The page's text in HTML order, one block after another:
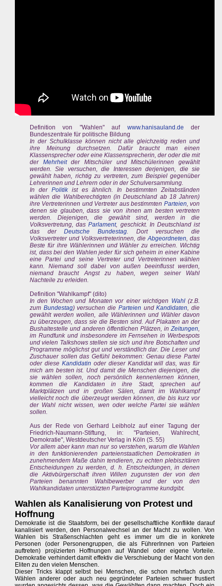
Definition von "Wahlen" auf www.hanisauland.de der
Bundeszentrale für politische Bildung
In der Schulklasse können nicht alle gleichzeitig reden und
ihre Meinung durchsetzen. Dafür braucht man einen
Klassensprecher oder eine Klassensprecherin, der oder die mit
der Mehrheitder Mitschüler und Mitschülerinnen gewählt
werden. Sie versuchen, die Interessen derjenigen, die sie
gewählt haben, richtig zu vertreten, zum Beispiel gegenüber
Lehrerinnen und Lehrern oder in der Schulversammlung.
In der Politikist es ähnlich. In bestimmten Zeitabständen
wählen die Wahlberechtigten (in Deutschland ab 18 Jahren)
ihre Vertreterinnen und Vertreter aus bestimmten Parteien , von
denen sie glauben, dass sie von ihnen am besten vertreten
werden. Diejenigen, die gewählt sind, werden in die
Volksvertretung, dasParlament, geschickt. In Deutschland ist
das derDeutsche Bundestag . Dort versuchen die
Volksvertreter und Volksvertreterinnen, dieAbgeordneten , das
Beste für ihre Wählerinnen und Wähler zu erreichen. Wichtig
ist, dass bei den Wahlen jeder für sich geheim in einer Kabine
eine Partei und seine Vertreter und Vertreterinnen wählen
kann. Niemand soll dabei von außen beeinflusst werden,
niemand braucht Angst zu haben, wegen seiner Wahl
Nachteile zu erleiden.
Definition "Wahlkampf" (dito)
In den Wochen und Monaten vor einer wichtigen Wahl(z.B.
zum Bundestag) versuchen die Parteien undKandidaten
, die
gewählt werden wollen, alle Wählerinnen und Wähler davon
zu überzeugen, dass sie die Besten sind. Auf Plakaten an der
Bushaltestelle und anderen öffentlichen Plätzen, inZeitungen
im Rundfunk und insbesondere im Fernsehen in Werbespots
und vielen Talkshows stellen sie sich und ihre Botschaften und
Programme möglichst gut und verständlich dar. Die Leser und
Zuschauer sollen das Gefühl bekommen: Genau diese Partei
oder diese Kandidatin oder dieser Kandidat will das, was für
mich am besten ist. Und damit die Menschen diejenigen, die
sie wählen sollen, noch persönlich kennenlernen können,
kommen die Kandidaten in ihre Stadt, sprechen auf
Marktplätzen und in großen Sälen, damit im Wahlkampf
vielleicht noch die überzeugt werden können, die bis kurz vor
der Wahl nicht wissen, wen oder welche Partei sie wählen
sollen.
Aus der Rede von Gerhard Leibholz auf einer Tagung der
Friedrich-Naumann-Stiftung, in: "Parteien, Wahlrecht,
Demokratie", Westdeutscher Verlag in Köln (S. 55)
Vor allem aber kann man nur so verstehen, warum die Wahlen
in den funktionierenden parteienstaatlichen Demokratien in
zunehmendem Maße dahin tendieren, zu echten plebiszitären
Entscheidungen zu werden, d. h. Entscheidungen, in denen
die Aktivbürgerschaft ihren Willen zugunsten der von den
Parteien benannten Wahlbewerber und der von den
Wahlkandidaten unterstützten Parteiprogramme kundgibt.
Wahlen als Kanalisierung von Protest und
Hoffnung
Demokratie ist die Staatsform, bei der gesellschaftliche Konflikte darauf
kanalisiert werden, den Personalwechsel an der Macht zu wollen. Von
Wahlen bis Straßenschlachten geht es immer um die in konkrete
Personen (oder Personengruppen, die als FührerInnen von Parteien
auftreten) projizierten Hoffnungen auf Wandel oder eigene Vorteile.
Demokratie verhindert damit effektiv die Verschiebung der Macht von den
Eliten zu den vielen Menschen.
Dieser Tricks klappt selbst bei Menschen, die schon mehrfach durch
Wählen anderer oder auch neu gegründeter Parteien schwer frustiert